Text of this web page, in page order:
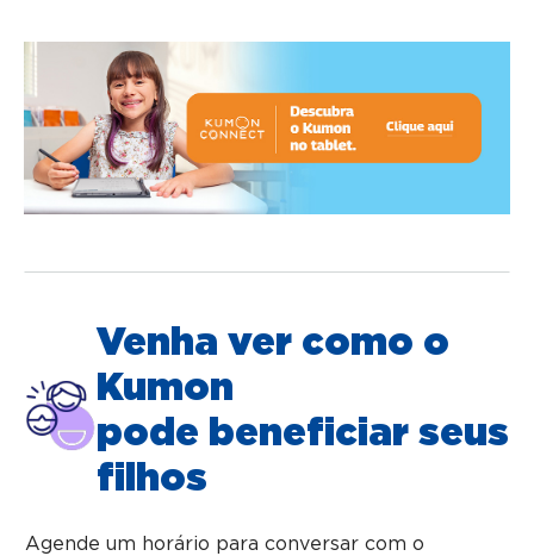
Venha ver como o
Kumon
pode beneficiar seus
filhos
Agende um horário para conversar com o